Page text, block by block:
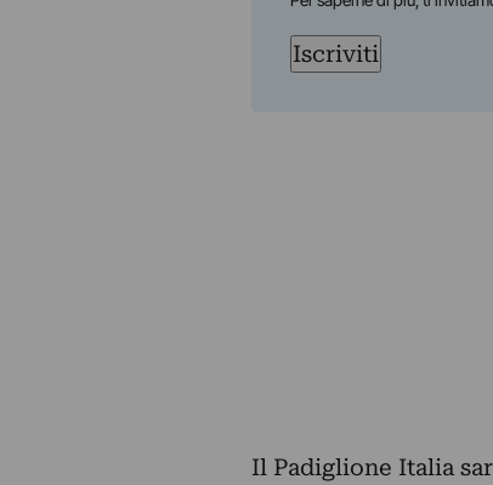
Iscriviti
Il Padiglione Italia